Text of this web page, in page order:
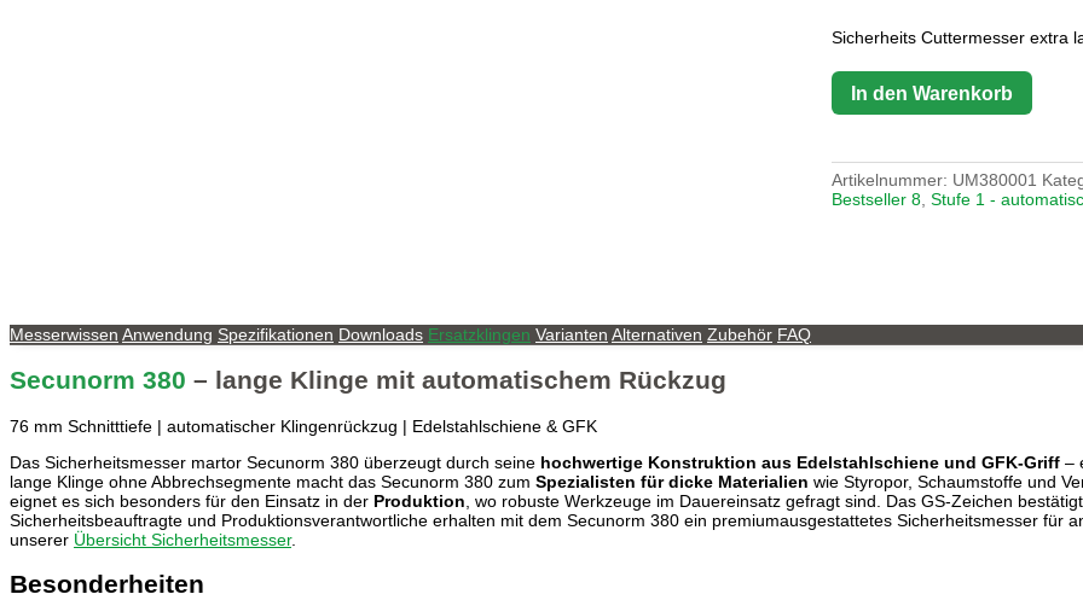
Sicherheits Cuttermesser extra
In den Warenkorb
Artikelnummer: UM380001
Bestseller 8, Stufe 1 -
Messerwissen Anwendung Spezifikationen Downloads Ersatzklingen Varianten Alternativen Zubehör FAQ
Secunorm 380 – lange Klinge mit automatischem Rückzug
76 mm Schnitttiefe | automatischer Klingenrückzug | Edelstahlschiene & GFK
Das Sicherheitsmesser martor Secunorm 380 überzeugt durch seine hochwertige Konstruktion aus Edelstahlschiene und GFK-Griff –
lange Klinge ohne Abbrechsegmente macht das Secunorm 380 zum Spezialisten für dicke Materialien wie Styropor, Schaumstoffe und
eignet es sich besonders für den Einsatz in der Produktion , wo robuste Werkzeuge im Dauereinsatz gefragt sind. Das GS-Zeichen
Sicherheitsbeauftragte und Produktionsverantwortliche erhalten mit dem Secunorm 380 ein premiumausgestattetes Sicherheitsmesser für
unserer Übersicht Sicherheitsmesser.
Besonderheiten